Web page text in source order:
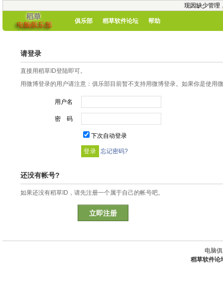
现因缺少管理
俱乐部 稻草软件论坛 帮助
请登录
直接用稻草ID登陆即可。
用微博登录的用户请注意：俱乐部目前暂不支持用微博登录。如果你是使用
用户名
密 码
下次自动登录
忘记密码?
还没有帐号?
如果还没有稻草ID，请先注册一个属于自己的帐号吧。
立即注册
电脑
稻草软件论